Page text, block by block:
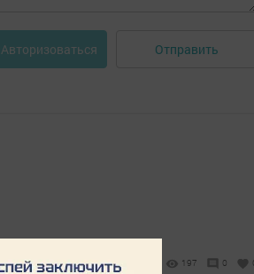
Авторизоваться Отправить
197 0